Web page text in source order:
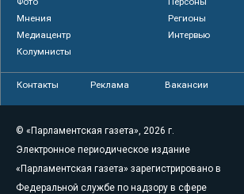
Мнения
Регионы
Медиацентр
Интервью
Колумнисты
Контакты Реклама Вакансии
© «Парламентская газета», 2026 г.
Электронное периодическое издание
«Парламентская газета» зарегистрировано в
Федеральной службе по надзору в сфере